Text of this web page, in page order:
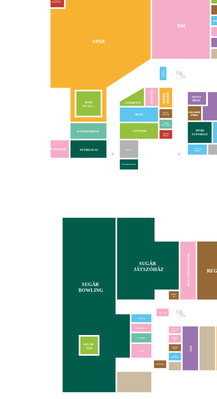
MOSDÓ
MOBIL
ADÁS-VÉTEL
KONYHASHOW FITTNASS
IBUSZ
MONA
DIVAT
SPURI
FUTÓBOLT
FORNETTI HERBÁRIA
DM
SPAR
SPAR
TO GO...
DOHÁNYBOLT
TOP-UP!
PERFUME
IBUSZEXCHANGE
EXCLUSIVE
CHANGE
KUTYAKOZMETIKA
INMEDIO
HÍRLAP
PETDELICAT
BIOHAIR
SUGÁR
BOWLING
SUGÁR
JÁTSZÓHÁZ
BENU GYÓGYSZERTÁR
SUGÁR
PUB ERA
SZABÓSÁG
NUTRIVERSUM
REPAIRHUB
EGY CSEPP
BIOBOLT
NAIL & GO
GRAVÍR
ABC
KREATÍV
PÓLÓ
KAVALKÁD
ALFA
BIZTOSÍTÓ